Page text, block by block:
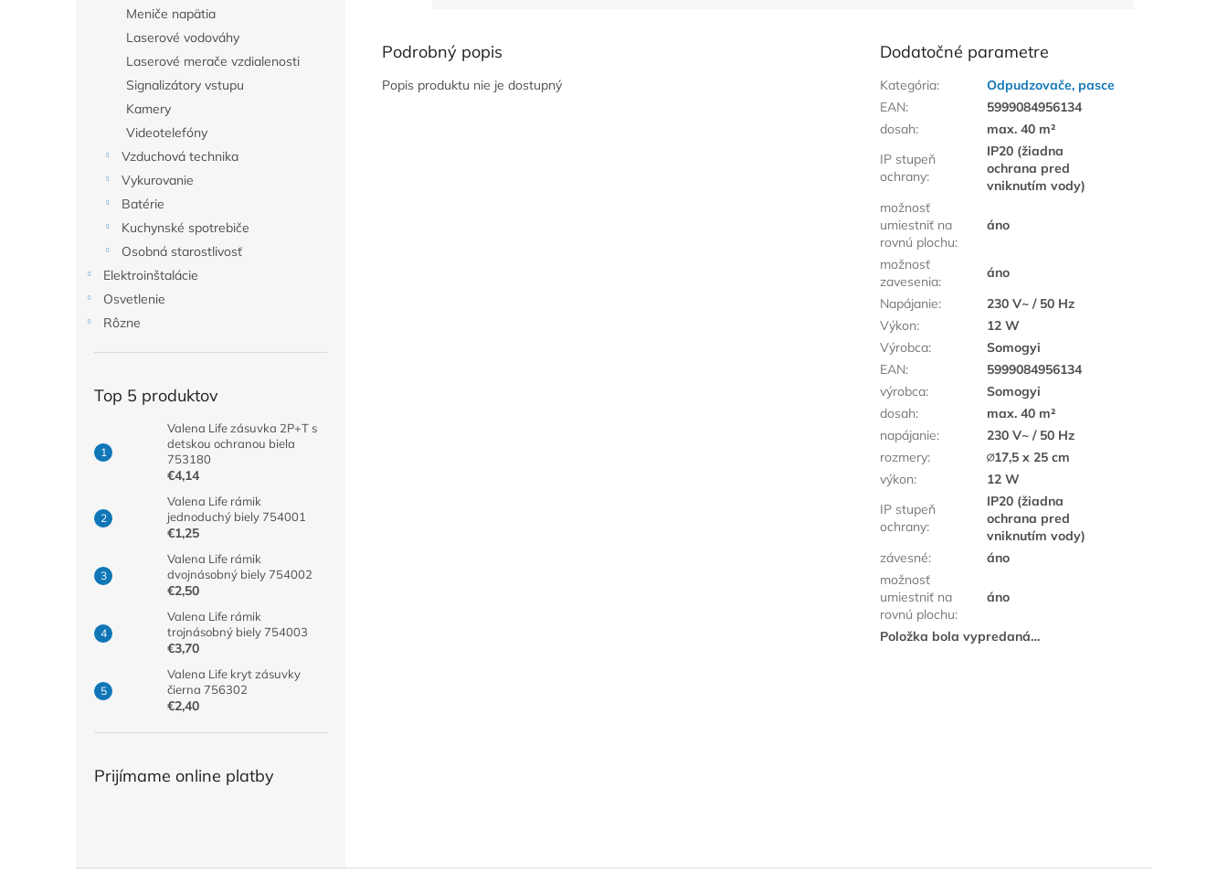
Meniče napätia
Laserové vodováhy
Laserové merače vzdialenosti
Signalizátory vstupu
Kamery
Videotelefóny
Vzduchová technika
Vykurovanie
Batérie
Kuchynské spotrebiče
Osobná starostlivosť
Elektroinštalácie
Osvetlenie
Rôzne
Top 5 produktov
Valena Life zásuvka 2P+T s
detskou ochranou biela
753180
€4,14
Valena Life rámik
jednoduchý biely 754001
€1,25
Valena Life rámik
dvojnásobný biely 754002
€2,50
Valena Life rámik
trojnásobný biely 754003
€3,70
Valena Life kryt zásuvky
čierna 756302
€2,40
Prijímame online platby
Podrobný popis
Popis produktu nie je dostupný
Dodatočné parametre
Kategória:
Odpudzovače, pasce
EAN:
5999084956134
dosah:
max. 40 m²
IP stupeň
ochrany:
IP20 (žiadna
ochrana pred
vniknutím vody)
možnosť
umiestniť na
rovnú plochu:
áno
možnosť
zavesenia:
áno
Napájanie:
230 V~ / 50 Hz
Výkon:
12 W
Výrobca:
Somogyi
EAN:
5999084956134
výrobca:
Somogyi
dosah:
max. 40 m²
napájanie:
230 V~ / 50 Hz
rozmery:
∅17,5 x 25 cm
výkon:
12 W
IP stupeň
ochrany:
IP20 (žiadna
ochrana pred
vniknutím vody)
závesné:
áno
možnosť
umiestniť na
rovnú plochu:
áno
Položka bola vypredaná…